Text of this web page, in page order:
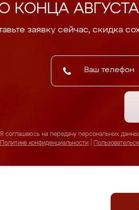
КОНЦА АВГУСТА
заявку сейчас, скидка
Я соглашаюсь на передачу персональных
Политике конфиденциальности